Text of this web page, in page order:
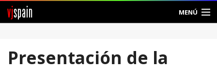
vjspain MENÚ
Foros
Presentación de la